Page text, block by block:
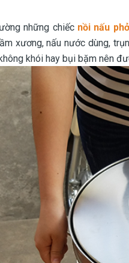
những chiếcnồi nấu
xương, nấu nước dùng,
khói hay bụi bặm nên